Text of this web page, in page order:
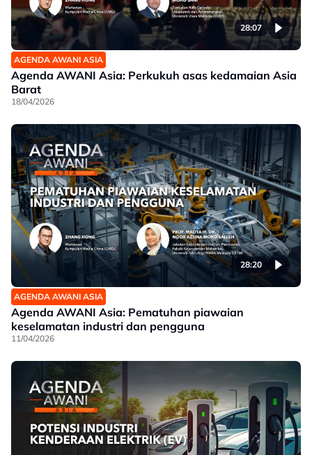
28:07
AGENDA AWANI ASIA
Agenda AWANI Asia: Perkukuh asas kedamaian Asia
Barat
18/04/2026
28:20
AGENDA AWANI ASIA
Agenda AWANI Asia: Pematuhan piawaian
keselamatan industri dan pengguna
11/04/2026